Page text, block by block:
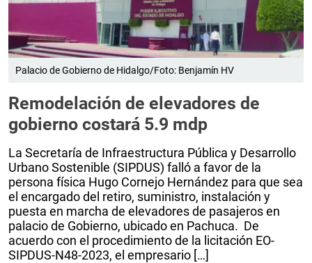
Palacio de Gobierno de Hidalgo/Foto: Benjamín HV
Remodelación de elevadores de
gobierno costará 5.9 mdp
La Secretaría de Infraestructura Pública y Desarrollo
Urbano Sostenible (SIPDUS) falló a favor de la
persona física Hugo Cornejo Hernández para que sea
el encargado del retiro, suministro, instalación y
puesta en marcha de elevadores de pasajeros en
palacio de Gobierno, ubicado en Pachuca. De
acuerdo con el procedimiento de la licitación EO-
SIPDUS-N48-2023, el empresario […]